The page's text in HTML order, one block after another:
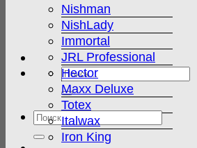
Искать:
Искать:
Nishman
NishLady
Immortal
JRL Professional
Hector
Maxx Deluxe
Totex
Italwax
Iron King